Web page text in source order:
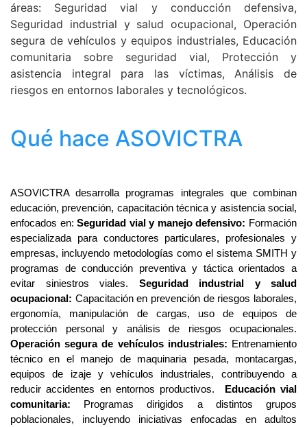
áreas: Seguridad vial y conducción defensiva,
Seguridad industrial y salud ocupacional, Operación
segura de vehículos y equipos industriales, Educación
comunitaria sobre seguridad vial, Protección y
asistencia integral para las víctimas, Análisis de
riesgos en entornos laborales y tecnológicos.
Qué hace ASOVICTRA
ASOVICTRA desarrolla programas integrales que combinan
educación, prevención, capacitación técnica y asistencia social,
enfocados en: Seguridad vial y manejo defensivo: Formación
especializada para conductores particulares, profesionales y
empresas, incluyendo metodologías como el sistema SMITH y
programas de conducción preventiva y táctica orientados a
evitar siniestros viales. Seguridad industrial y salud
ocupacional: Capacitación en prevención de riesgos laborales,
ergonomía, manipulación de cargas, uso de equipos de
Operación segura de vehículos industriales: Entrenamiento
técnico en el manejo de maquinaria pesada, montacargas,
equipos de izaje y vehículos industriales, contribuyendo a
reducir accidentes en entornos productivos.
Educación vial
comunitaria:
Programas dirigidos a distintos grupos
poblacionales, incluyendo iniciativas enfocadas en adultos